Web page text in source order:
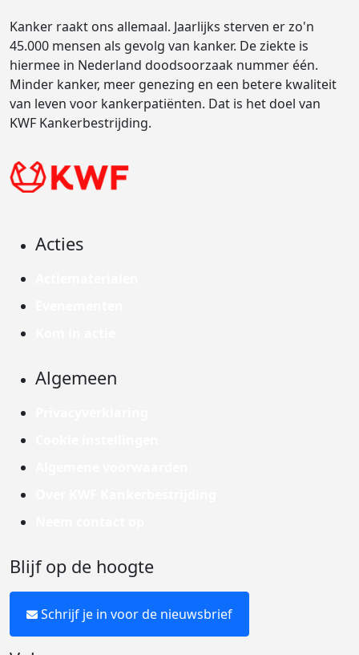
Kanker raakt ons allemaal. Jaarlijks sterven er zo'n
45.000 mensen als gevolg van kanker. De ziekte is
hiermee in Nederland doodsoorzaak nummer één.
Minder kanker, meer genezing en een betere kwaliteit
van leven voor kankerpatiënten. Dat is het doel van
KWF Kankerbestrijding.
Acties
Algemeen
Blijf op de hoogte
Schrijf je in voor de nieuwsbrief